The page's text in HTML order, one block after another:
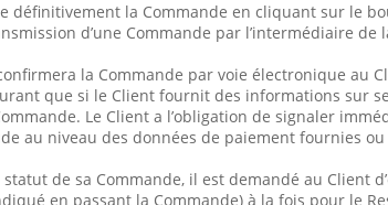
définitivement la Commande en cliquant sur le
d’une Commande par l’intermédiaire de
la Commande par voie électronique au
que si le Client fournit des informations sur
Le Client a l’obligation de signaler
au niveau des données de paiement fournies ou
de sa Commande, il est demandé au Client
en passant la Commande) à la fois pour le